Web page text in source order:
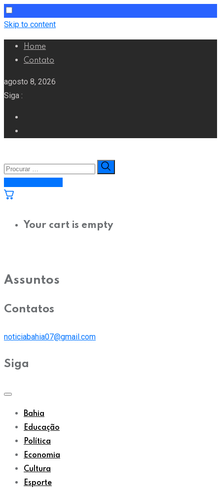
Skip to content
Home
Contato
agosto 8, 2026
Siga :
Your cart is empty
Assuntos
Contatos
noticiabahia07@gmail.com
Siga
Bahia
Educação
Política
Economia
Cultura
Esporte